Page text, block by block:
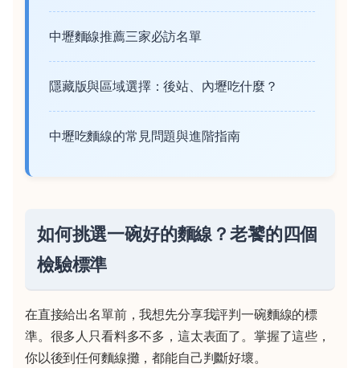
中壢麵線推薦三家必訪名單
隱藏版與區域選擇：後站、內壢吃什麼？
中壢吃麵線的常見問題與進階指南
如何挑選一碗好的麵線？老饕的四個
檢驗標準
在直接給出名單前，我想先分享我評判一碗麵線的標
準。很多人只看料多不多，這太表面了。掌握了這些，
你以後到任何麵線攤，都能自己判斷好壞。